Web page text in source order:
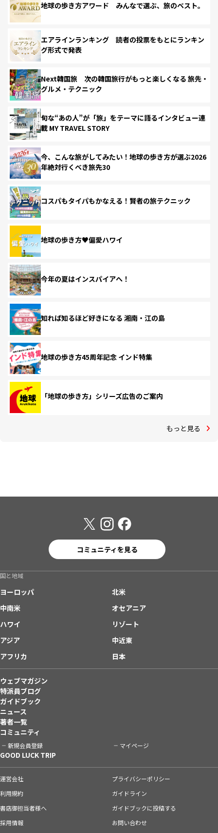
地球の歩き方アワード みんなで選ぶ、旅のベスト。
エアラインランキング 読者の投票をもとにランキン
グ形式で発表
Next韓国旅 次の韓国旅行がもっと楽しくなる 旅先・
グルメ・テクニック
旬な“あの人”が「旅」をテーマに語るインタビュー連
載 MY TRAVEL STORY
今、こんな旅がしてみたい！地球の歩き方が選ぶ2026
年絶対行くべき旅先30
コスパもタイパもかなえる！賢者の旅テクニック
地球の歩き方♥偏愛ハワイ
今年の夏はインスパイアへ！
知れば知るほど好きになる 湘南・江の島
地球の歩き方45周年記念 インド特集
「地球の歩き方」シリーズ広告のご案内
もっと見る
コミュニティを見る
国と地域
ヨーロッパ
北米
中南米
オセアニア
ハワイ
リゾート
アジア
中近東
アフリカ
日本
ウェブマガジン
特派員ブログ
ガイドブック
ニュース
著者一覧
コミュニティ
新規会員登録 マイページ
GOOD LUCK TRIP
運営会社
プライバシーポリシー
利用規約
ガイドライン
書店御担当者様へ
ガイドブックに投稿する
採用情報
お問い合わせ